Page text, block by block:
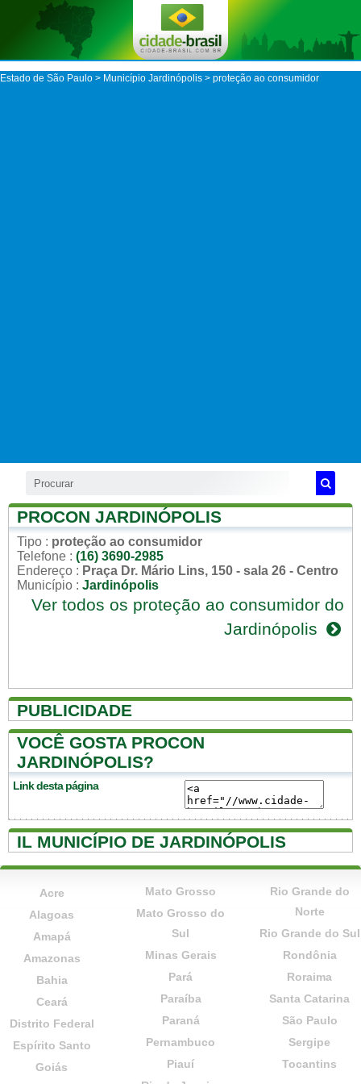
Estado de São Paulo > Município Jardinópolis > proteção ao consumidor
PROCON JARDINÓPOLIS
Tipo : proteção ao consumidor
Telefone : (16) 3690-2985
Endereço : Praça Dr. Mário Lins, 150 - sala 26 - Centro
Município : Jardinópolis
Ver todos os proteção ao consumidor do
Jardinópolis
PUBLICIDADE
VOCÊ GOSTA PROCON
JARDINÓPOLIS?
Link desta página
IL MUNICÍPIO DE JARDINÓPOLIS
Acre
Alagoas
Amapá
Amazonas
Bahia
Ceará
Distrito Federal
Espírito Santo
Goiás
Mato Grosso
Mato Grosso do
Sul
Minas Gerais
Pará
Paraíba
Paraná
Pernambuco
Piauí
Rio Grande do
Norte
Rio Grande do Sul
Rondônia
Roraima
Santa Catarina
São Paulo
Sergipe
Tocantins